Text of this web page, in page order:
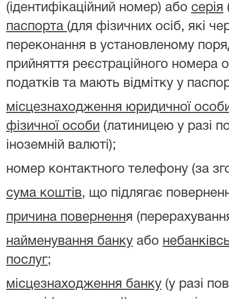
(ідентифікаційний номер) або серія
паспорта (для фізичних осіб, які
переконання в установленому
прийняття реєстраційного номера
податків та мають відмітку у
місцезнаходження юридичної
фізичної особи (латиницею у разі
іноземній валюті);
номер контактного телефону (за
сума коштів, що підлягає
причина повернення
найменування банку або
послуг;
місцезнаходження банку (у разі